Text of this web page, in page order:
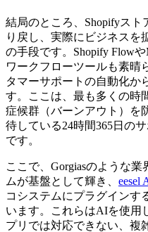
結局のところ、Shopifyス
り戻し、実際にビジネスを
の手段です。Shopify Flow
ワークフローツールも素晴
タマーサポートの自動化か
す。ここは、最も多くの時
症候群（バーンアウト）を
待している24時間365日の
です。
ここで、Gorgiasのような
ムが基盤として輝き、 eesel
コシステムにプラグインす
います。これらはAIを使用
プリでは対応できない、複